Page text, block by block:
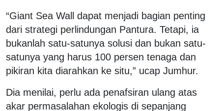
“Giant Sea Wall dapat menjadi bagian penting
dari strategi perlindungan Pantura. Tetapi, ia
bukanlah satu-satunya solusi dan bukan satu-
satunya yang harus 100 persen tenaga dan
pikiran kita diarahkan ke situ,” ucap Jumhur.
Dia menilai, perlu ada penafsiran ulang atas
akar permasalahan ekologis di sepanjang